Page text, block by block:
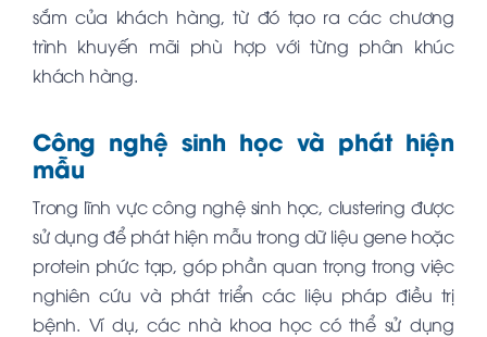
sắm của khách hàng, từ đó tạo ra các chương
trình khuyến mãi phù hợp với từng phân khúc
khách hàng.
Công nghệ sinh học và phát hiện
mẫu
Trong lĩnh vực công nghệ sinh học, clustering được
sử dụng để phát hiện mẫu trong dữ liệu gene hoặc
protein phức tạp, góp phần quan trọng trong việc
nghiên cứu và phát triển các liệu pháp điều trị
bệnh. Ví dụ, các nhà khoa học có thể sử dụng